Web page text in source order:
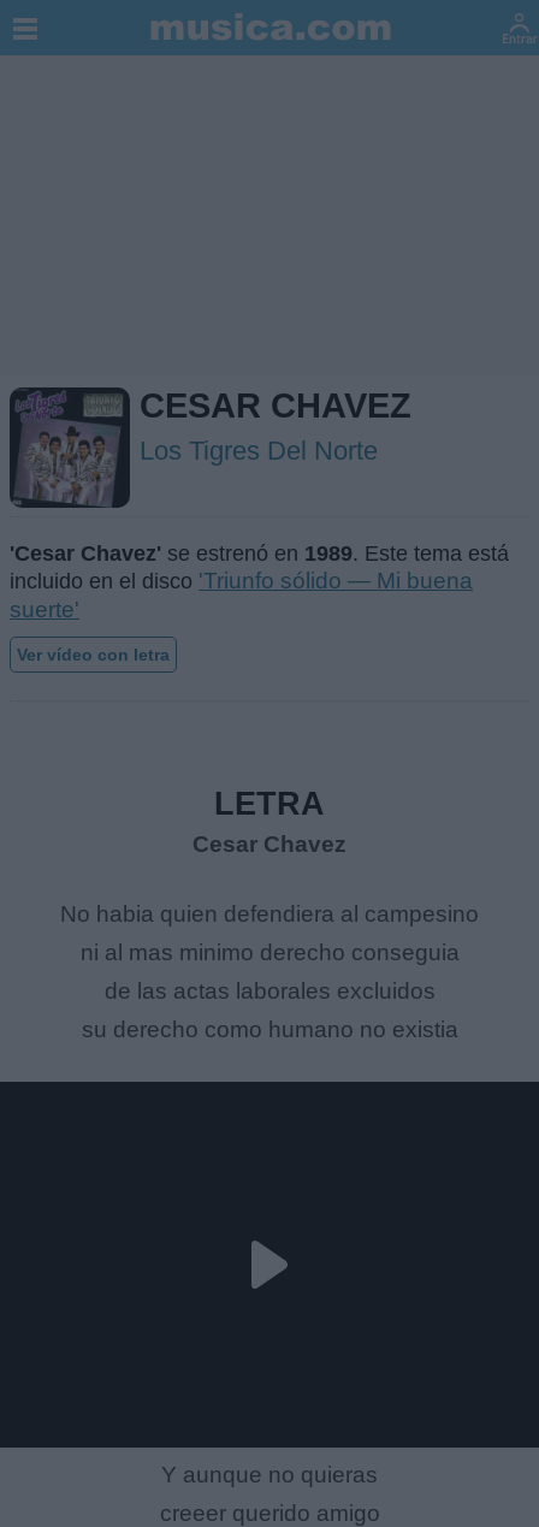
CESAR CHAVEZ
Los Tigres Del Norte
'Cesar Chavez' se estrenó en 1989. Este tema está
incluido en el disco 'Triunfo sólido — Mi buena
suerte'
Ver vídeo con letra
LETRA
Cesar Chavez
No habia quien defendiera al campesino
ni al mas minimo derecho conseguia
de las actas laborales excluidos
su derecho como humano no existia
Y aunque no quieras
creeer querido amigo